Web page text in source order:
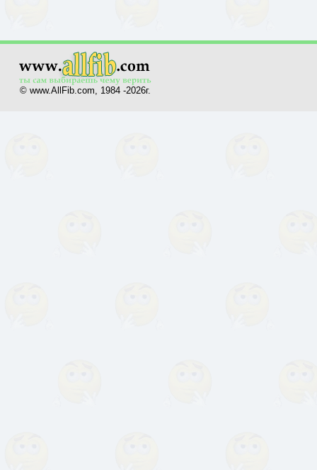
© www.AllFib.com, 1984 -2026г.